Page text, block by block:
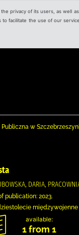
privacy of its users, as well
to facilitate the use of our
w
DARIA,
publication: 2023.
międzywojenne
available:
1 from 1